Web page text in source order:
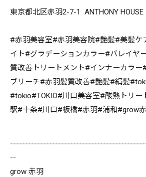
東京都北区赤羽2-7-1 ANTHONY HOUSE
#赤羽美容室#赤羽美容院#艶髪#美髪ケ
イト#グラデーションカラー#バレイヤ
質改善トリートメント#インナーカラ
ブリーチ#赤羽髪質改善#艶髪#絹髪
#tokio#TOKIO#川口美容室#酸熱トリー
駅#十条#川口#板橋#赤羽#浦和#grow
--
grow 赤羽